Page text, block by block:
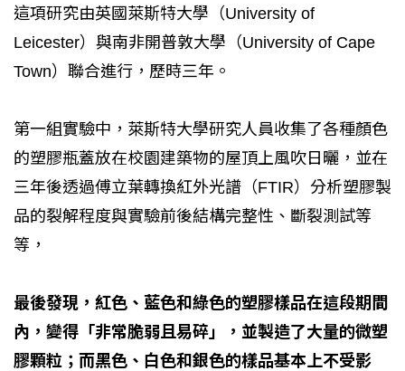
這項研究由英國萊斯特大學（University of
Leicester）與南非開普敦大學（University of Cape
Town）聯合進行，歷時三年。
第一組實驗中，萊斯特大學研究人員收集了各種顏色
的塑膠瓶蓋放在校園建築物的屋頂上風吹日曬，並在
三年後透過傅立葉轉換紅外光譜（FTIR）分析塑膠製
品的裂解程度與實驗前後結構完整性、斷裂測試等
等，
最後發現，紅色、藍色和綠色的塑膠樣品在這段期間
內，變得「非常脆弱且易碎」，並製造了大量的微塑
膠顆粒；而黑色、白色和銀色的樣品基本上不受影